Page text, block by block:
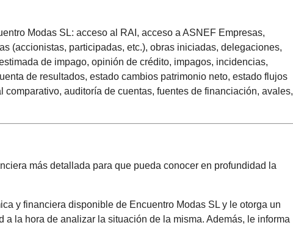
Modas SL: acceso al RAI, acceso a ASNEF Empresas,
(accionistas, participadas, etc.), obras iniciadas, delegaciones,
de impago, opinión de crédito, impagos, incidencias,
de resultados, estado cambios patrimonio neto, estado flujos
auditoría de cuentas, fuentes de financiación, avales,
más detallada para que pueda conocer en profundidad la
y financiera disponible de Encuentro Modas SL y le otorga un
la hora de analizar la situación de la misma. Además, le informa